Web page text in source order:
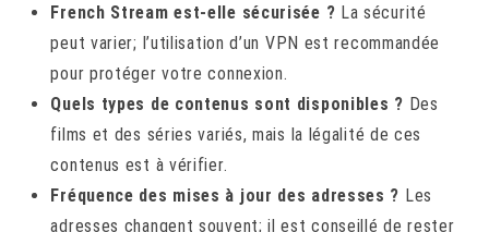
French Stream est-elle sécurisée ? La sécurité
peut varier; l’utilisation d’un VPN est recommandée
pour protéger votre connexion.
Quels types de contenus sont disponibles ? Des
films et des séries variés, mais la légalité de ces
contenus est à vérifier.
Fréquence des mises à jour des adresses ? Les
adresses changent souvent; il est conseillé de rester